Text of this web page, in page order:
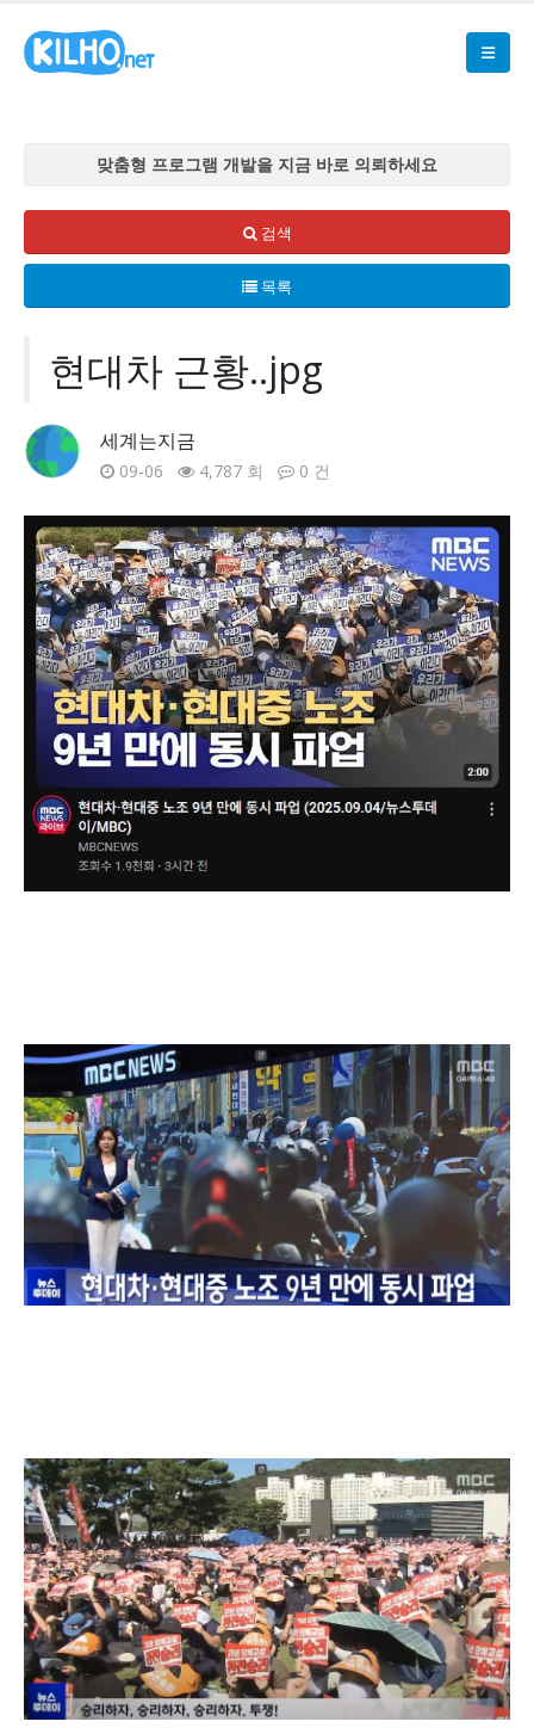
맞춤형 프로그램 개발을 지금 바로 의뢰하세요
맞춤형 프로그램 개발을 지금 바로 의뢰하세요
맞춤형 프로그램 개발을 지금 바로 의뢰하세요
맞춤형 프로그램 개발을 지금 바로 의뢰하세요
검색
목록
현대차 근황..jpg
세계는지금
09-06 4,787 회 0 건